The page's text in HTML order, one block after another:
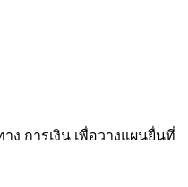
ง การเงิน เพื่อวางแผนยื่นที่